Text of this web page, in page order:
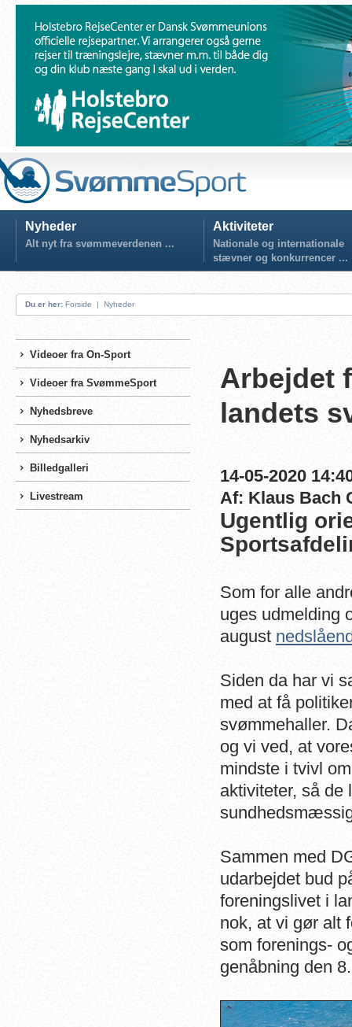
Nyheder
Alt nyt fra svømmeverdenen ...
Aktiviteter
Nationale og internationale
stævner og konkurrencer ...
Du er her: Forside | Nyheder
Videoer fra On-Sport
Videoer fra SvømmeSport
Nyhedsbreve
Nyhedsarkiv
Billedgalleri
Livestream
Arbejdet
landets
14-05-2020
Af: Klaus Bach
Ugentlig
Som for alle
uges udmelding
august
Siden da har vi
med at få
svømmehaller.
og vi ved, at
mindste i tvivl
aktiviteter, så de
Sammen med
udarbejdet bud
foreningslivet i
nok, at vi gør alt
som forenings-
genåbning den